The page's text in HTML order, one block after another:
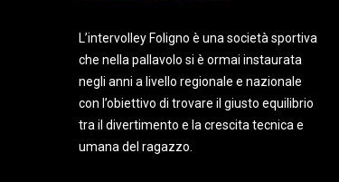
L’intervolley Foligno è una società sportiva
che nella pallavolo si è ormai instaurata
negli anni a livello regionale e nazionale
con l’obiettivo di trovare il giusto equilibrio
tra il divertimento e la crescita tecnica e
umana del ragazzo.
Funzionali
I cookie funzionali aiutano a svolgere determinate
Performance